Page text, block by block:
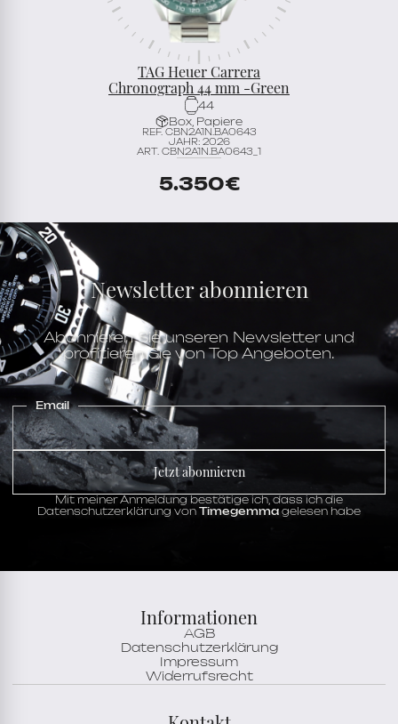
TAG Heuer Carrera
Chronograph 44 mm -Green
44
Box, Papiere
REF. CBN2A1N.BA0643
JAHR: 2026
ART. CBN2A1N.BA0643_1
5.350€
Newsletter abonnieren
Abonnieren Sie unseren Newsletter und
profitieren Sie von Top Angeboten.
Email
Jetzt abonnieren
Mit meiner Anmeldung bestätige ich, dass ich die
Datenschutzerklärung von Timegemma gelesen habe
Informationen
AGB
Datenschutzerklärung
Impressum
Widerrufsrecht